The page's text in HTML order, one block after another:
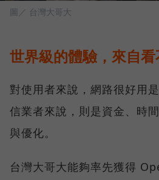
圖／ 台灣大哥大
世界級的體驗，來自
對使用者來說，網路很好用
信業者來說，則是資金、時
與優化。
台灣大哥大能夠率先獲得